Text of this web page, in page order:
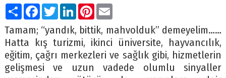
PaylaşFacebook
TwitterLinkedIn
Pinterest
Email
Tamam; “yandık, bittik, mahvolduk” demeyelim……
Hatta kış turizmi, ikinci üniversite, hayvancılık,
eğitim, çağrı merkezleri ve sağlık gibi, hizmetlerin
gelişmesi ve uzun vadede olumlu sinyaller